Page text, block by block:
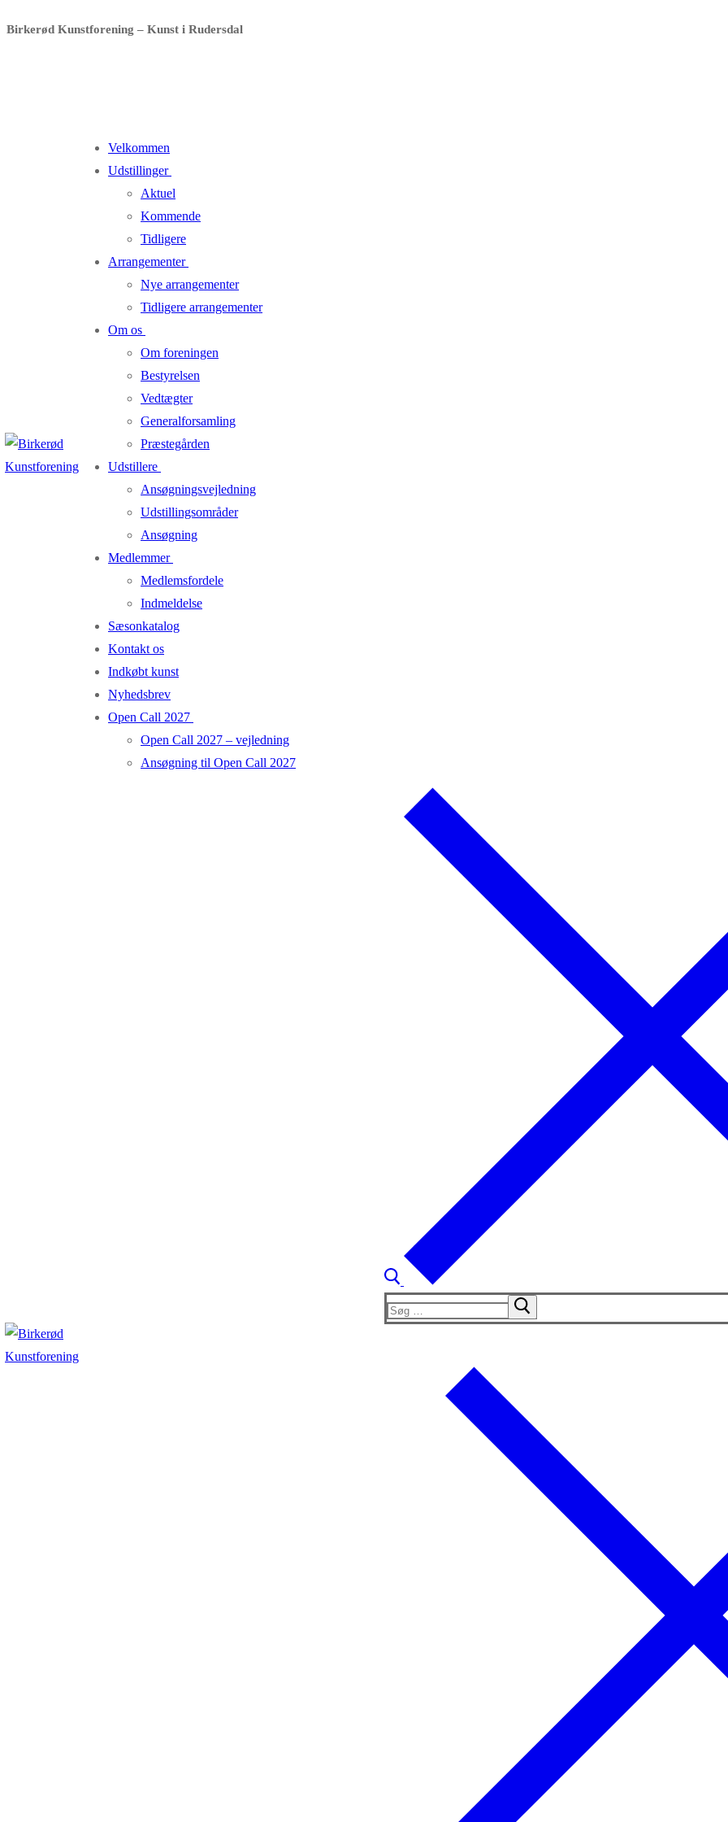
Birkerød Kunstforening – Kunst i Rudersdal
Velkommen
Udstillinger
Aktuel
Kommende
Tidligere
Arrangementer
Nye arrangementer
Tidligere arrangementer
Om os
Om foreningen
Bestyrelsen
Vedtægter
Generalforsamling
Præstegården
Udstillere
Ansøgningsvejledning
Udstillingsområder
Ansøgning
Medlemmer
Medlemsfordele
Indmeldelse
Sæsonkatalog
Kontakt os
Indkøbt kunst
Nyhedsbrev
Open Call 2027
Open Call 2027 – vejledning
Ansøgning til Open Call 2027
Søg
efter: